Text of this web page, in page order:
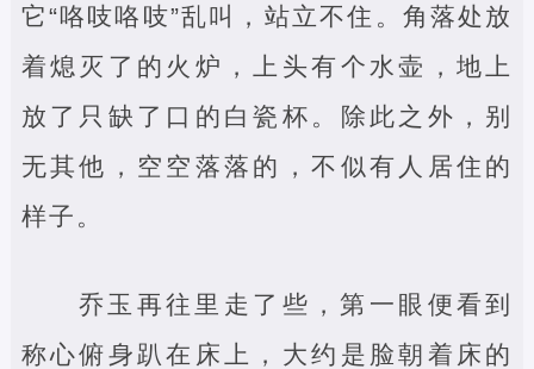
它“咯吱咯吱”乱叫，站立不住。角落处放
着熄灭了的火炉，上头有个水壶，地上
放了只缺了口的白瓷杯。除此之外，别
无其他，空空落落的，不似有人居住的
样子。
乔玉再往里走了些，第一眼便看到
称心俯身趴在床上，大约是脸朝着床的